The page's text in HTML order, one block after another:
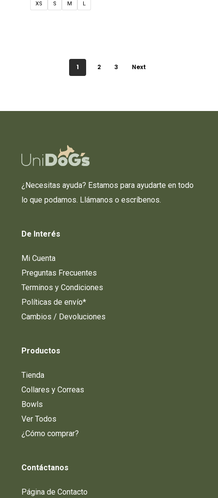
XS S M L
1 2 3 Next
¿Necesitas ayuda? Estamos para ayudarte en todo
lo que podamos. Llámanos o escríbenos.
De Interés
Mi Cuenta
Preguntas Frecuentes
Terminos y Condiciones
Políticas de envío*
Cambios / Devoluciones
Productos
Tienda
Collares y Correas
Bowls
Ver Todos
¿Cómo comprar?
Contáctanos
Página de Contacto